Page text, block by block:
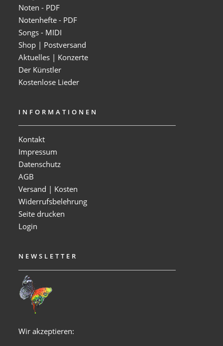
Noten - PDF
Notenhefte - PDF
Songs - MIDI
Shop | Postversand
Aktuelles | Konzerte
Der Künstler
Kostenlose Lieder
INFORMATIONEN
Kontakt
Impressum
Datenschutz
AGB
Versand | Kosten
Widerrufsbelehrung
Seite drucken
Login
NEWSLETTER
Wir akzeptieren: